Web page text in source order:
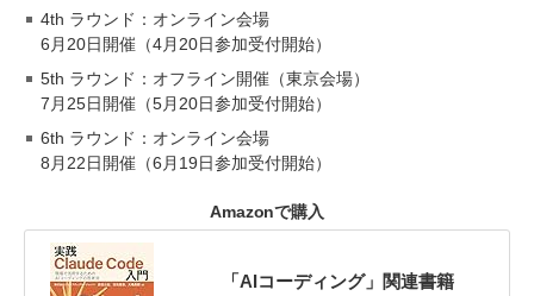
4th ラウンド：オンライン会場
6月20日開催（4月20日参加受付開始）
5th ラウンド：オフライン開催（東京会場）
7月25日開催（5月20日参加受付開始）
6th ラウンド：オンライン会場
8月22日開催（6月19日参加受付開始）
Amazonで購入
「AIコーディング」関連書籍